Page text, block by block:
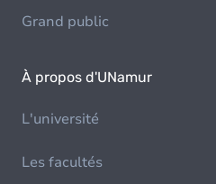
Grand public
À propos d'UNamur
L'université
Les facultés